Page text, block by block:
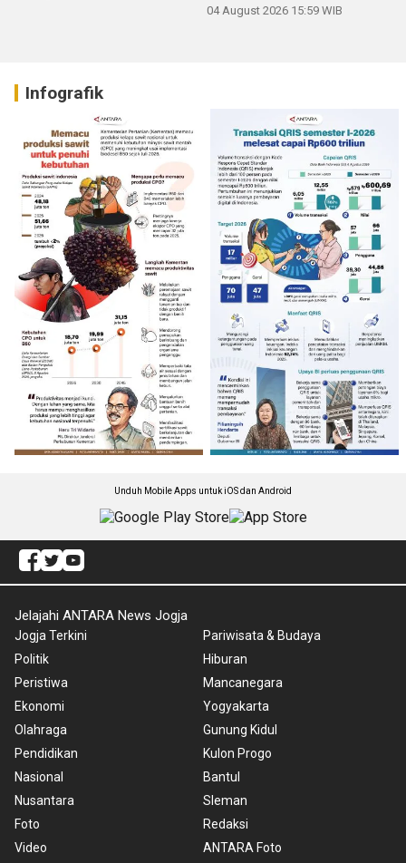
04 August 2026 15:59 WIB
Infografik
Unduh Mobile Apps untuk iOS dan Android
Jelajahi ANTARA News Jogja
Jogja Terkini
Politik
Peristiwa
Ekonomi
Olahraga
Pendidikan
Nasional
Nusantara
Foto
Video
Pariwisata & Budaya
Hiburan
Mancanegara
Yogyakarta
Gunung Kidul
Kulon Progo
Bantul
Sleman
Redaksi
ANTARA Foto